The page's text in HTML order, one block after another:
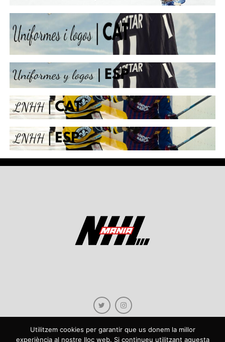
Utilitzem cookies per garantir que us donem la millor
experiència al nostre lloc web. Si continueu utilitzant aquesta